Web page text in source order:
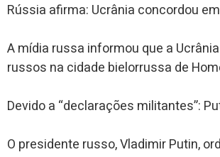
Rússia afirma: Ucrânia concordou
A mídia russa informou que a
russos na cidade bielorrussa de
Devido a “declarações militantes”:
O presidente russo, Vladimir Putin,